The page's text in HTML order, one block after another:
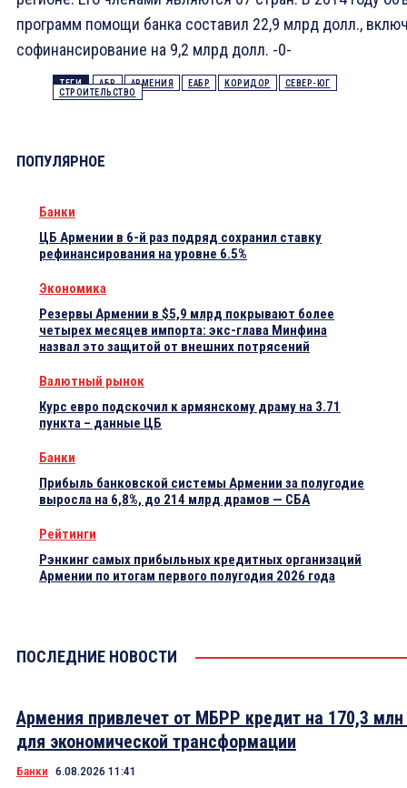
программ помощи банка составил 22,9 млрд долл.,
софинансирование на 9,2 млрд долл. -0-
ТЕГИ АБР АРМЕНИЯ ЕАБР КОРИДОР
СЕВЕР-ЮГ
СТРОИТЕЛЬСТВО
ПОПУЛЯРНОЕ
Банки
ЦБ Армении в 6-й раз подряд сохранил ставку
рефинансирования на уровне 6.5%
Экономика
Резервы Армении в $5,9 млрд покрывают более
четырех месяцев импорта: экс-глава Минфина
назвал это защитой от внешних потрясений
Валютный рынок
Курс евро подскочил к армянскому драму на 3.71
пункта – данные ЦБ
Банки
Прибыль банковской системы Армении за полугодие
выросла на 6,8%, до 214 млрд драмов — СБА
Рейтинги
Рэнкинг самых прибыльных кредитных организаций
Армении по итогам первого полугодия 2026 года
ПОСЛЕДНИЕ НОВОСТИ
Армения привлечет от МБРР кредит на 170,3 млн
для экономической трансформации
Банки 6.08.2026 11:41